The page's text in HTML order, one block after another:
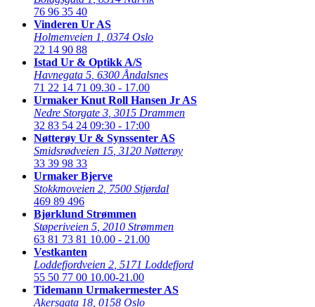
76 96 35 40
Vinderen Ur AS
Holmenveien 1 0374 Oslo
22 14 90 88
Istad Ur & Optikk A/S
Havnegata 5 6300 Åndalsnes
71 22 14 71 09.30 - 17.00
Urmaker Knut Roll Hansen Jr AS
Nedre Storgate 3 3015 Drammen
32 83 54 24 09:30 - 17:00
Nøtterøy Ur & Synssenter AS
Smidsrødveien 15 3120 Nøtterøy
33 39 98 33
Urmaker Bjerve
Stokkmoveien 2 7500 Stjørdal
469 89 496
Bjørklund Strømmen
Støperiveien 5 2010 Strømmen
63 81 73 81 10.00 - 21.00
Vestkanten
Loddefjordveien 2 5171 Loddefjord
55 50 77 00 10.00-21.00
Tidemann Urmakermester AS
Akersgata 18 0158 Oslo